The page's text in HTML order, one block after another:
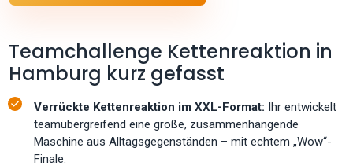
Teamchallenge Kettenreaktion in
Hamburg kurz gefasst
Verrückte Kettenreaktion im XXL-Format: Ihr entwickelt
teamübergreifend eine große, zusammenhängende
Maschine aus Alltagsgegenständen – mit echtem „Wow“-
Finale.